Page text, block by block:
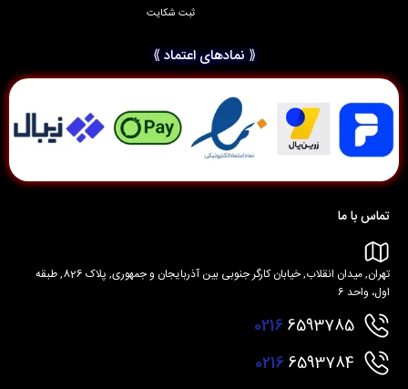
ثبت شکایت
⟪ نمادهای اعتماد ⟫
تماس با ما
تهران, میدان انقلاب, خیابان کارگر جنوبی بین آذربایجان و جمهوری, پلاک 826, طبقه
اول، واحد 6
02166593785
02166593784